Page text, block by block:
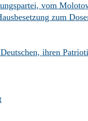
vom
zum
ihren